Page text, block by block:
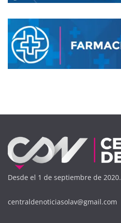
Desde el 1 de septiembre de 2020.
centraldenoticiasolav@gmail.com